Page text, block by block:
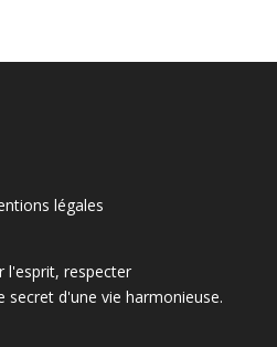
légales
l'esprit, respecter
secret d'une vie harmonieuse.